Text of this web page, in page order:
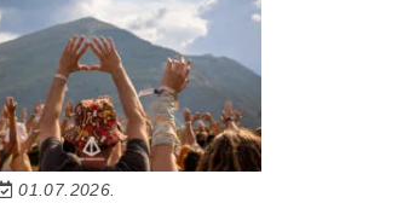
01.07.2026.